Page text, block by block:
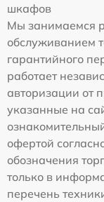
шкафов
Мы занимаемся
обслуживанием
гарантийного
работает
авторизации от
указанные на
офертой
обозначения
только в
перечень